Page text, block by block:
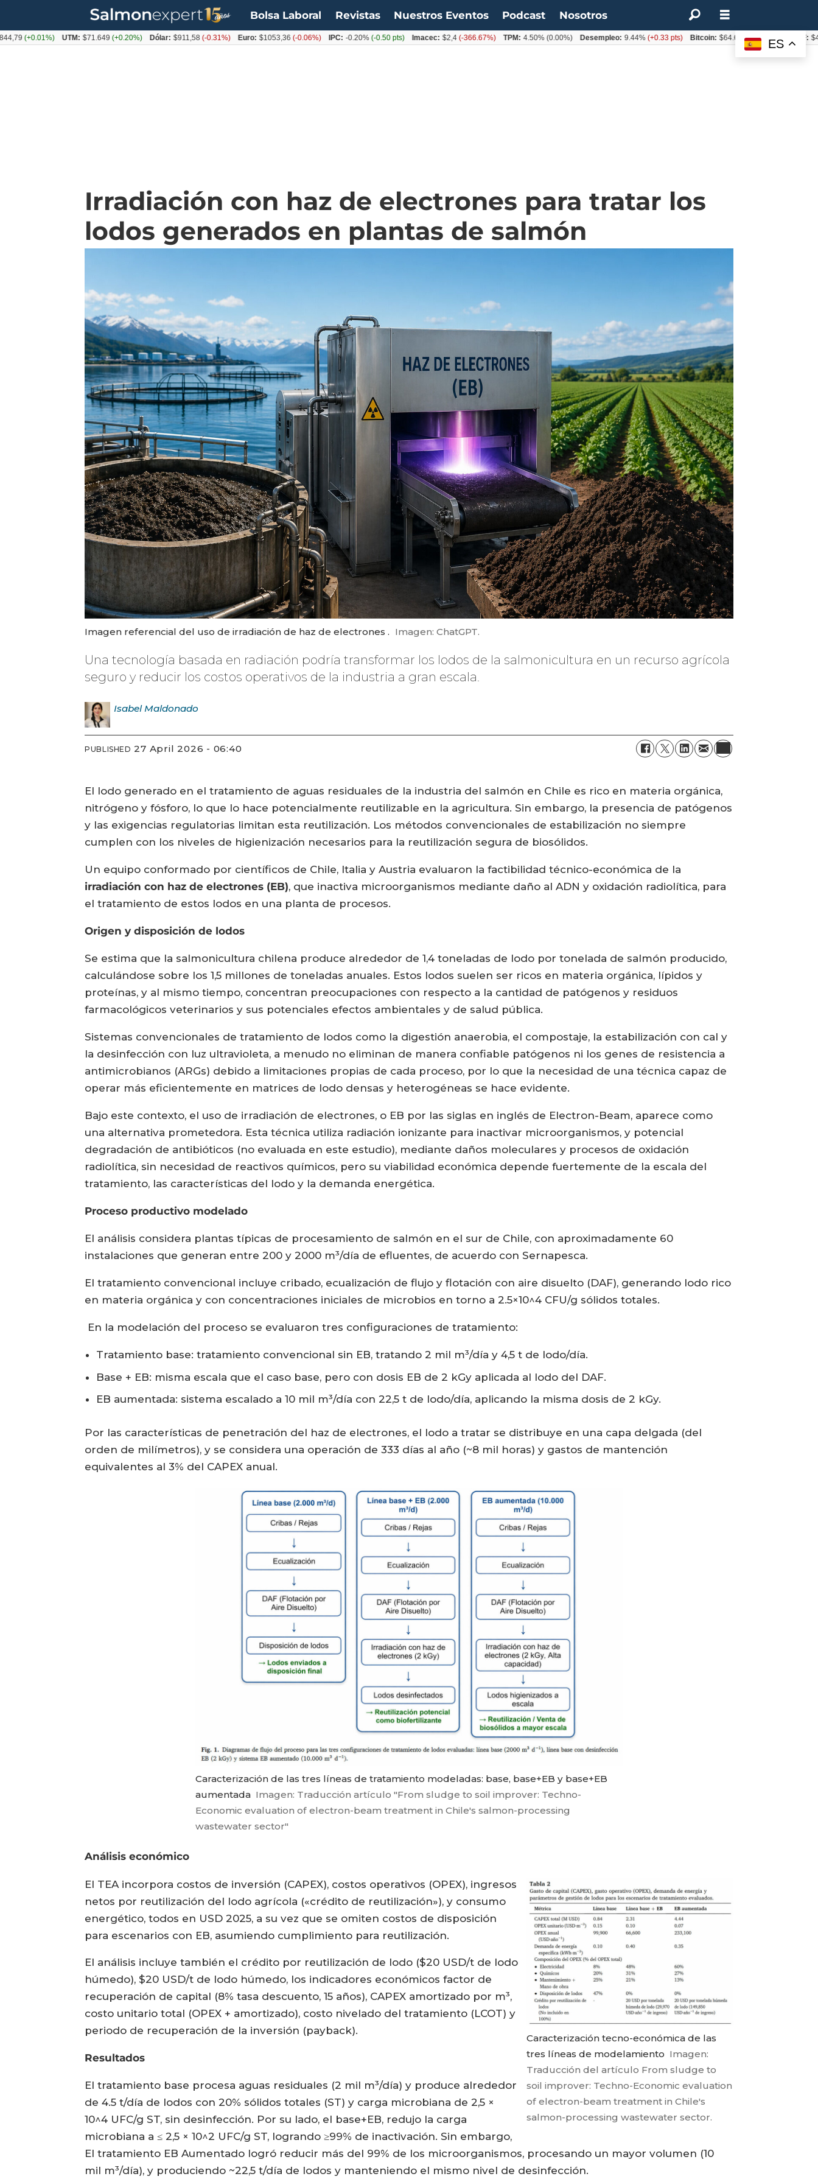
Bolsa Laboral Revistas Nuestros Eventos Podcast Nosotros
Irradiación con haz de electrones para tratar los
lodos generados en plantas de salmón
Imagen referencial del uso de irradiación de haz de electrones . Imagen: ChatGPT.
Una tecnología basada en radiación podría transformar los lodos de la salmonicultura en un recurso agrícola
seguro y reducir los costos operativos de la industria a gran escala.
Isabel Maldonado
PUBLISHED 27 April 2026 - 06:40
El lodo generado en el tratamiento de aguas residuales de la industria del salmón en Chile es rico en materia orgánica,
nitrógeno y fósforo, lo que lo hace potencialmente reutilizable en la agricultura. Sin embargo, la presencia de patógenos
y las exigencias regulatorias limitan esta reutilización. Los métodos convencionales de estabilización no siempre
cumplen con los niveles de higienización necesarios para la reutilización segura de biosólidos.
Un equipo conformado por científicos de Chile, Italia y Austria evaluaron la factibilidad técnico-económica de la
irradiación con haz de electrones (EB), que inactiva microorganismos mediante daño al ADN y oxidación radiolítica, para
el tratamiento de estos lodos en una planta de procesos.
Origen y disposición de lodos
Se estima que la salmonicultura chilena produce alrededor de 1,4 toneladas de lodo por tonelada de salmón producido,
calculándose sobre los 1,5 millones de toneladas anuales. Estos lodos suelen ser ricos en materia orgánica, lípidos y
proteínas, y al mismo tiempo, concentran preocupaciones con respecto a la cantidad de patógenos y residuos
farmacológicos veterinarios y sus potenciales efectos ambientales y de salud pública.
Sistemas convencionales de tratamiento de lodos como la digestión anaerobia, el compostaje, la estabilización con cal y
la desinfección con luz ultravioleta, a menudo no eliminan de manera confiable patógenos ni los genes de resistencia a
antimicrobianos (ARGs) debido a limitaciones propias de cada proceso, por lo que la necesidad de una técnica capaz de
operar más eficientemente en matrices de lodo densas y heterogéneas se hace evidente.
Bajo este contexto, el uso de irradiación de electrones, o EB por las siglas en inglés de Electron-Beam, aparece como
una alternativa prometedora. Esta técnica utiliza radiación ionizante para inactivar microorganismos, y potencial
degradación de antibióticos (no evaluada en este estudio), mediante daños moleculares y procesos de oxidación
radiolítica, sin necesidad de reactivos químicos, pero su viabilidad económica depende fuertemente de la escala del
tratamiento, las características del lodo y la demanda energética.
Proceso productivo modelado
El análisis considera plantas típicas de procesamiento de salmón en el sur de Chile, con aproximadamente 60
instalaciones que generan entre 200 y 2000 m³/día de efluentes, de acuerdo con Sernapesca.
El tratamiento convencional incluye cribado, ecualización de flujo y flotación con aire disuelto (DAF), generando lodo rico
en materia orgánica y con concentraciones iniciales de microbios en torno a 2.5×10^4 CFU/g sólidos totales.
En la modelación del proceso se evaluaron tres configuraciones de tratamiento:
Tratamiento base: tratamiento convencional sin EB, tratando 2 mil m³/día y 4,5 t de lodo/día.
Base + EB: misma escala que el caso base, pero con dosis EB de 2 kGy aplicada al lodo del DAF.
EB aumentada: sistema escalado a 10 mil m³/día con 22,5 t de lodo/día, aplicando la misma dosis de 2 kGy.
Por las características de penetración del haz de electrones, el lodo a tratar se distribuye en una capa delgada (del
orden de milímetros), y se considera una operación de 333 días al año (~8 mil horas) y gastos de mantención
equivalentes al 3% del CAPEX anual.
Caracterización de las tres líneas de tratamiento modeladas: base, base+EB y base+EB
aumentada Imagen: Traducción artículo "From sludge to soil improver: Techno-
Economic evaluation of electron-beam treatment in Chile's salmon-processing
wastewater sector"
Análisis económico
Caracterización tecno-económica de las
tres líneas de modelamiento Imagen:
Traducción del artículo From sludge to
soil improver: Techno-Economic evaluation
of electron-beam treatment in Chile's
salmon-processing wastewater sector.
El TEA incorpora costos de inversión (CAPEX), costos operativos (OPEX), ingresos
netos por reutilización del lodo agrícola («crédito de reutilización»), y consumo
energético, todos en USD 2025, a su vez que se omiten costos de disposición
para escenarios con EB, asumiendo cumplimiento para reutilización.
El análisis incluye también el crédito por reutilización de lodo ($20 USD/t de lodo
húmedo), $20 USD/t de lodo húmedo, los indicadores económicos factor de
recuperación de capital (8% tasa descuento, 15 años), CAPEX amortizado por m³,
costo unitario total (OPEX + amortizado), costo nivelado del tratamiento (LCOT) y
periodo de recuperación de la inversión (payback).
Resultados
El tratamiento base procesa aguas residuales (2 mil m³/día) y produce alrededor
de 4.5 t/día de lodos con 20% sólidos totales (ST) y carga microbiana de 2,5 ×
10^4 UFC/g ST, sin desinfección. Por su lado, el base+EB, redujo la carga
microbiana a ≤ 2,5 × 10^2 UFC/g ST, logrando ≥99% de inactivación. Sin embargo,
El tratamiento EB Aumentado logró reducir más del 99% de los microorganismos, procesando un mayor volumen (10
mil m³/día), y produciendo ~22,5 t/día de lodos y manteniendo el mismo nivel de desinfección.
ES
(+0.01%) UTM: $71.649(+0.20%) Dólar: $911,58(-0.31%) Euro: $1053,36(-0.06%) IPC: -0.20%(-0.50 pts) Imacec: $2,4(-366.67%) TPM: 4.50%(0.00%) Desempleo: 9.44%(+0.33 pts) Bitcoin: $64.600,08 (+2.93%)